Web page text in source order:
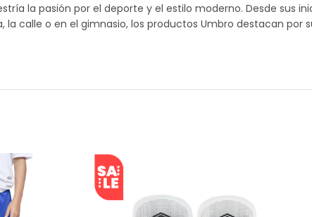
la pasión por el deporte y el estilo moderno. Desde sus
calle o en el gimnasio, los productos Umbro destacan por